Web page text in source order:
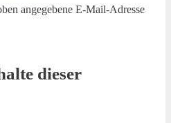
angegebene E-Mail-Adresse
dieser